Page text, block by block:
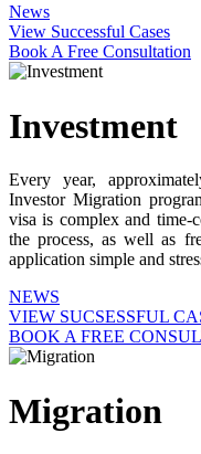
News
View Successful Cases
Book A Free Consultation
Investment
Every year,
Investor Migration
visa is complex and time-
the process, as well as
application simple and
NEWS
VIEW SUCSESSFUL
BOOK A FREE
Migration